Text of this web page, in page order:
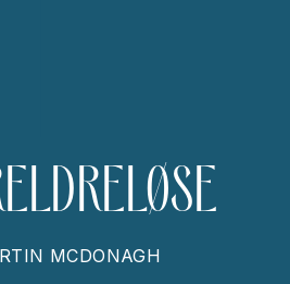
MCDONAGH